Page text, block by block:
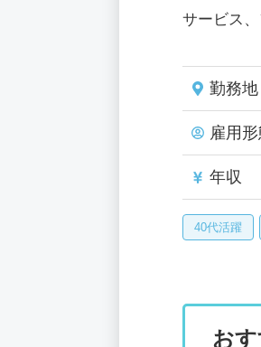
サービス
勤務地
雇用
年収
40代活躍
お